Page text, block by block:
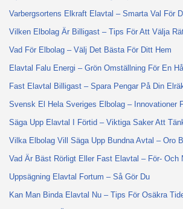
Varbergsortens Elkraft Elavtal – Smarta Val För
Vilken Elbolag Är Billigast – Tips För Att Välja
Vad För Elbolag – Välj Det Bästa För Ditt Hem
Elavtal Falu Energi – Grön Omställning För En
Fast Elavtal Billigast – Spara Pengar På Din
Svensk El Hela Sveriges Elbolag – Innovationer
Säga Upp Elavtal I Förtid – Viktiga Saker Att
Vilka Elbolag Vill Säga Upp Bundna Avtal – Oro
Vad Är Bäst Rörligt Eller Fast Elavtal – För- Och
Uppsägning Elavtal Fortum – Så Gör Du
Kan Man Binda Elavtal Nu – Tips För Osäkra